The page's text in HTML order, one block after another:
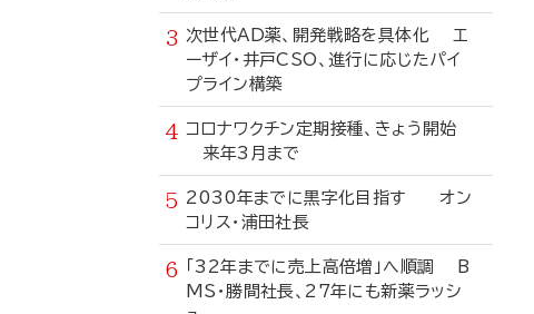
次世代AD薬、開発戦略を具体化 エ
ーザイ・井戸CSO、進行に応じたパイ
プライン構築
コロナワクチン定期接種、きょう開始
来年3月まで
2030年までに黒字化目指す オン
コリス・浦田社長
「32年までに売上高倍増」へ順調 B
MS・勝間社長、27年にも新薬ラッシ